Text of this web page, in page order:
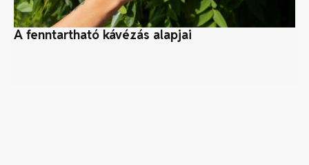
A fenntartható kávézás alapjai